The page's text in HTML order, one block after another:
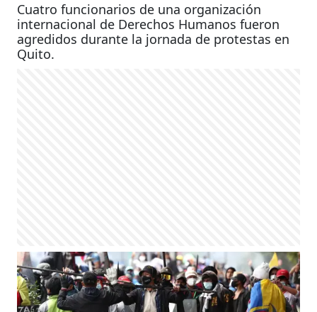
Cuatro funcionarios de una organización
internacional de Derechos Humanos fueron
agredidos durante la jornada de protestas en
Quito.